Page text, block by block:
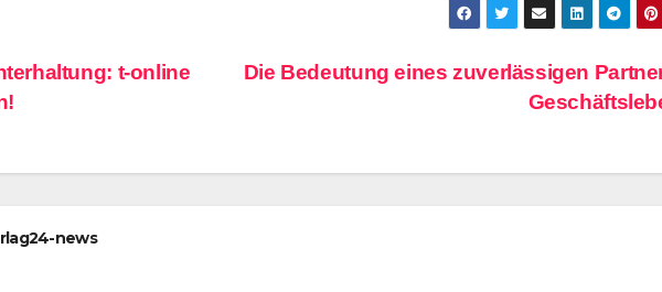
Die Bedeutung eines zuverlässigen
t-online
news